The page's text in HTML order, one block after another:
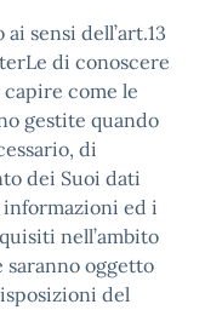
sensi dell’art.13
di conoscere
come le
gestite quando
di
dei Suoi dati
informazioni ed i
nell’ambito
oggetto
del